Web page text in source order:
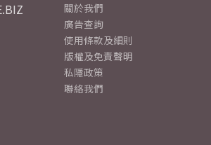
關於我們
廣告查詢
使用條款及細則
版權及免責聲明
私隱政策
聯絡我們